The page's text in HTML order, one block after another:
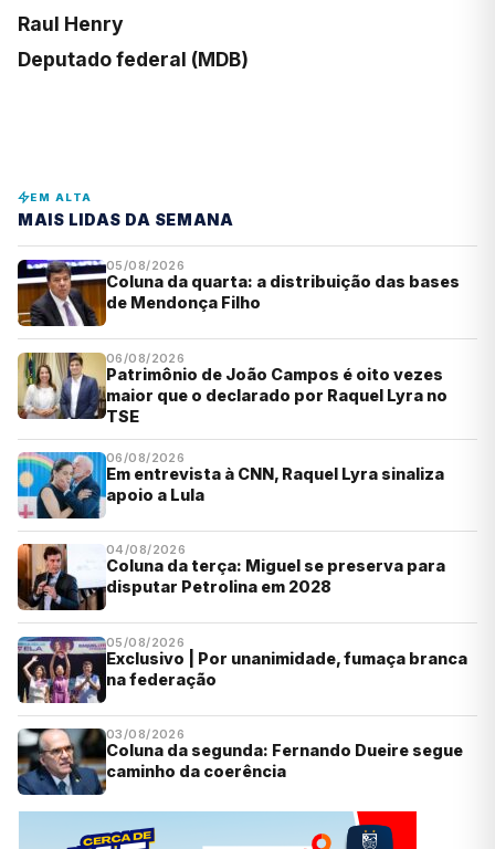
Raul Henry
Deputado federal (MDB)
EM ALTA
MAIS LIDAS DA SEMANA
05/08/2026
Coluna da quarta: a distribuição das bases
de Mendonça Filho
06/08/2026
Patrimônio de João Campos é oito vezes
maior que o declarado por Raquel Lyra no
TSE
06/08/2026
Em entrevista à CNN, Raquel Lyra sinaliza
apoio a Lula
04/08/2026
Coluna da terça: Miguel se preserva para
disputar Petrolina em 2028
05/08/2026
Exclusivo | Por unanimidade, fumaça branca
na federação
03/08/2026
Coluna da segunda: Fernando Dueire segue
caminho da coerência